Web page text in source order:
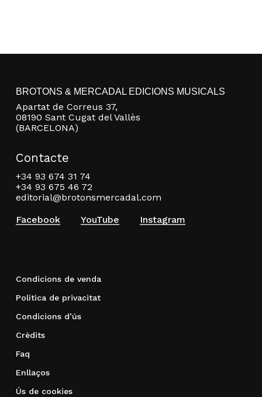
BROTONS & MERCADAL EDICIONS MUSICALS
Apartat de Correus 37,
08190 Sant Cugat del Vallès
(BARCELONA)
Contacte
+34 93 674 31 74
+34 93 675 46 72
editorial@brotonsmercadal.com
Facebook
YouTube Instagram
Condicions de venda
Política de privacitat
Condicions d’ús
Crèdits
Faq
Enllaços
Ús de cookies